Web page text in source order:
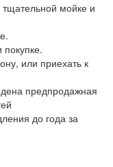
мойке и
или приехать к
предпродажная
до года за